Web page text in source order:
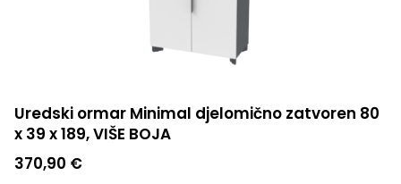
Uredski ormar Minimal djelomično zatvoren 80
x 39 x 189, VIŠE BOJA
370,90 €